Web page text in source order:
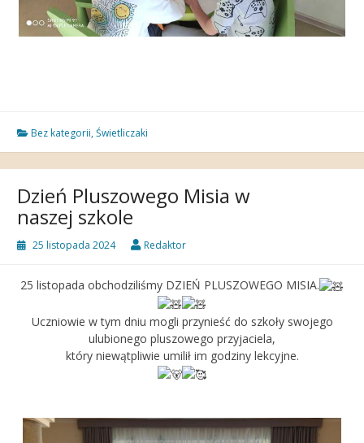
Bez kategorii,Świetliczaki
Dzień Pluszowego Misia w
naszej szkole
25 listopada 2024 Redaktor
25 listopada obchodziliśmy DZIEŃ PLUSZOWEGO MISIA.
Uczniowie w tym dniu mogli przynieść do szkoły swojego
ulubionego pluszowego przyjaciela,
który niewątpliwie umilił im godziny lekcyjne.